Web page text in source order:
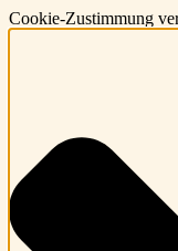
Cookie-Zustimmung